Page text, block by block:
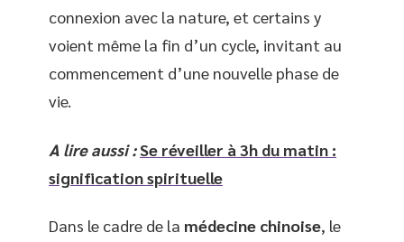
connexion avec la nature, et certains y
voient même la fin d’un cycle, invitant au
commencement d’une nouvelle phase de
vie.
A lire aussi : Se réveiller à 3h du matin :
signification spirituelle
Dans le cadre de la médecine chinoise, le